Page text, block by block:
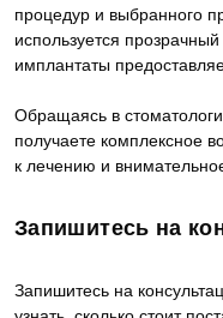
процедур и выбранного
используется
имплантаты
Обращаясь в
получаете комплексное
к лечению и
Запишитесь на
Запишитесь на